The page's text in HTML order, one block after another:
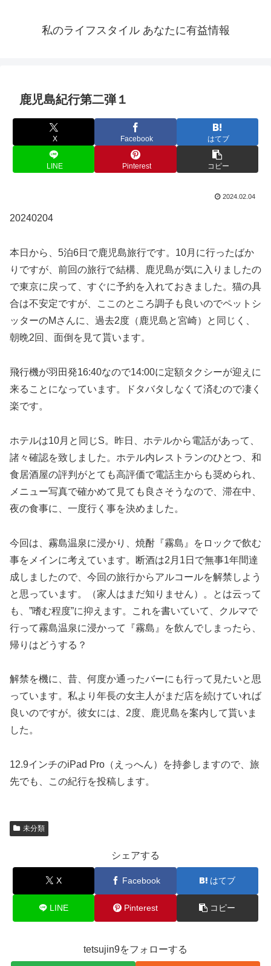
私のライフスタイル あなたに有益情報
鹿児島紀行第二弾１
X Facebook はてブ
LINE Pinterest コピー
2024.02.04
20240204
本日から、5泊6日で鹿児島旅行です。10月に行ったばか
りですが、前回の旅行で結構、鹿児島が気に入りましたの
で東京に戻って、すぐに予約を入れておきました。猫の具
合は不安定ですが、ここのところ調子も良いのでペットシ
ッターのMさんに、過去2度（鹿児島と宮崎）と同じく、
朝晩2回、面倒を見て貰います。
飛行機が羽田発16:40なので14:00に定額タクシーが迎えに
来ることになっています。ドタバタしなくて済むので凄く
楽です。
ホテルは10月と同じS。昨日、ホテルから電話があって、
諸々確認を致しました。ホテル内レストランのひとつ、和
食居酒屋の評判がとても高評価で電話主からも奨められ、
メニュー写真で確かめて見ても良さそうなので、滞在中、
夜の食事に、一度行く事を決めました。
今回は、霧島温泉に浸かり、焼酎『霧島』をロックで飲む
事をメインに考えています。断酒は2月1日で無事1年間達
成しましたので、今回の旅行からアルコールを解禁しよう
と思っています。（家人はまだ知りません）。とは云って
も、”嗜む程度”に抑えます。これを書いていて、クルマで
行って霧島温泉に浸かって『霧島』を飲んでしまったら、
帰りはどうする？
解禁を機に、昔、何度か通ったバーにも行って見たいと思
っています。私より年長の女主人がまだ店を続けていれば
良いのですが。彼女には、2度、鹿児島を案内して貰いま
した。
12.9インチのiPad Pro（えっへん）を持参しますので、旅
先でも、この紀行を投稿します。
未分類
シェアする
X Facebook はてブ
LINE Pinterest コピー
tetsujin9をフォローする